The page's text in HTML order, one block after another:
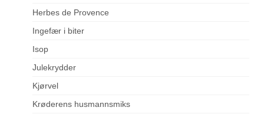
Herbes de Provence
Ingefær i biter
Isop
Julekrydder
Kjørvel
Krøderens husmannsmiks